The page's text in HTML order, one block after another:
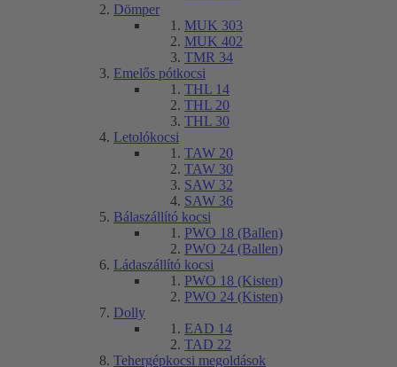
Dömper
MUK 303
MUK 402
TMR 34
Emelős pótkocsi
THL 14
THL 20
THL 30
Letolókocsi
TAW 20
TAW 30
SAW 32
SAW 36
Bálaszállító kocsi
PWO 18 (Ballen)
PWO 24 (Ballen)
Ládaszállító kocsi
PWO 18 (Kisten)
PWO 24 (Kisten)
Dolly
EAD 14
TAD 22
Tehergépkocsi megoldások